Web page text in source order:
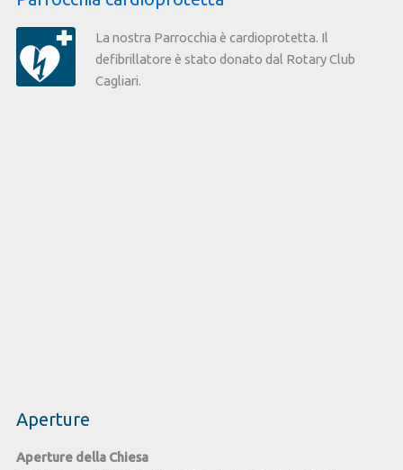
La nostra Parrocchia è cardioprotetta. Il
defibrillatore è stato donato dal Rotary Club
Cagliari.
Aperture
Aperture della Chiesa